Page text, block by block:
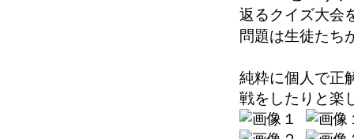
返るクイズ大会
問題は生徒たち
純粋に個人で正
戦をしたりと楽